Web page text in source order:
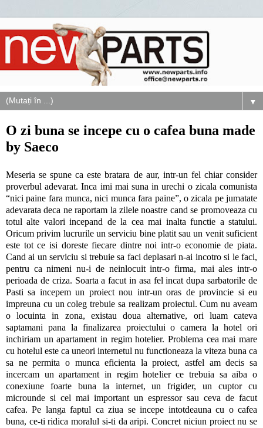
▼
O zi buna se incepe cu o cafea buna made
by Saeco
Meseria se spune ca este bratara de aur, intr-un fel chiar consider
proverbul adevarat. Inca imi mai suna in urechi o zicala comunista
“nici paine fara munca, nici munca fara paine”, o zicala pe jumatate
adevarata deca ne raportam la zilele noastre cand se promoveaza cu
totul alte valori incepand de la cea mai inalta functie a statului.
Oricum privim lucrurile un serviciu bine platit sau un venit suficient
este tot ce isi doreste fiecare dintre noi intr-o economie de piata.
Cand ai un serviciu si trebuie sa faci deplasari n-ai incotro si le faci,
pentru ca nimeni nu-i de neinlocuit intr-o firma, mai ales intr-o
perioada de criza. Soarta a facut in asa fel incat dupa sarbatorile de
Pasti sa incepem un proiect nou intr-un oras de provincie si eu
impreuna cu un coleg trebuie sa realizam proiectul. Cum nu aveam
o locuinta in zona, existau doua alternative, ori luam cateva
saptamani pana la finalizarea proiectului o camera la hotel ori
inchiriam un apartament in regim hotelier. Problema cea mai mare
cu hotelul este ca uneori internetul nu functioneaza la viteza buna ca
sa ne permita o munca eficienta la proiect, astfel am decis sa
incercam un apartament in regim hotelier ce trebuia sa aiba o
conexiune foarte buna la internet, un frigider, un cuptor cu
microunde si cel mai important un espressor sau ceva de facut
cafea. Pe langa faptul ca ziua se incepe intotdeauna cu o cafea
buna, ce-ti ridica moralul si-ti da aripi. Concret niciun proiect nu se